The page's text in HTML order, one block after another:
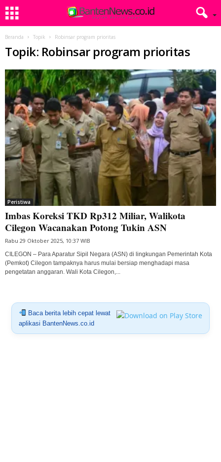
Beranda Topik Robinsar program prioritas
Topik: Robinsar program prioritas
Peristiwa
Imbas Koreksi TKD Rp312 Miliar, Walikota
Cilegon Wacanakan Potong Tukin ASN
Rabu 29 Oktober 2025, 10:37 WIB
CILEGON – Para Aparatur Sipil Negara (ASN) di lingkungan Pemerintah Kota
(Pemkot) Cilegon tampaknya harus mulai bersiap menghadapi masa
pengetatan anggaran. Wali Kota Cilegon,...
Baca berita lebih cepat lewat
aplikasi BantenNews.co.id